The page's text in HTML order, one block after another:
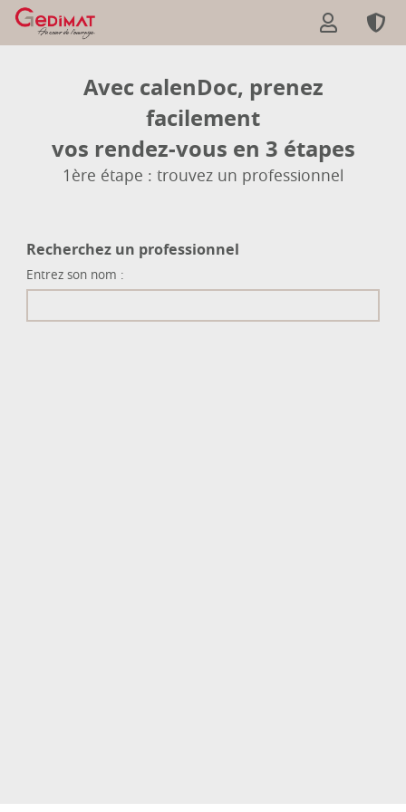
Avec calenDoc, prenez
facilement
vos rendez-vous en 3 étapes
1ère étape : trouvez un professionnel
Recherchez un professionnel
Entrez son nom :